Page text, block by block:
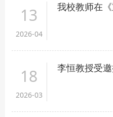
13
2026-04
我校教师在《重庆日报》发表
18
2026-03
李恒教授受邀